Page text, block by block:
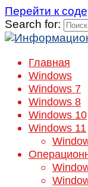
Перейти к
Search for:
Главная
Windows
Windows 7
Windows 8
Windows 10
Windows 11